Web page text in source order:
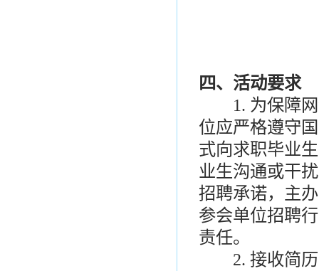
四、活动要求
1. 为保障网
位应严格遵守
式向求职毕业
业生沟通或干
招聘承诺，主
参会单位招聘
责任。
2. 接收简历